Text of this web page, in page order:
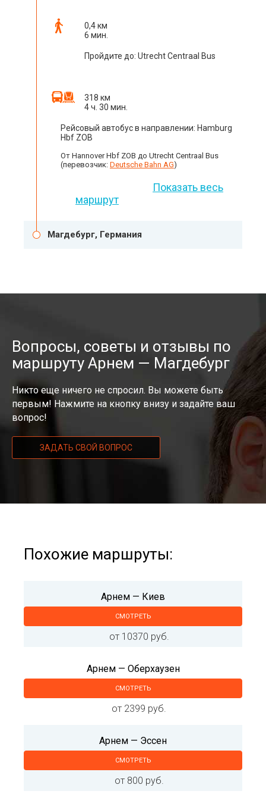
0,4 км
6 мин.
Пройдите до: Utrecht Centraal Bus
318 км
4 ч. 30 мин.
Рейсовый автобус в направлении: Hamburg
Hbf ZOB
От Hannover Hbf ZOB до Utrecht Centraal Bus
(перевозчик: Deutsche Bahn AG)
Показать весь
маршрут
Магдебург, Германия
Вопросы, советы и отзывы по
маршруту Арнем — Магдебург
Никто еще ничего не спросил. Вы можете быть
первым! Нажмите на кнопку внизу и задайте ваш
вопрос!
ЗАДАТЬ СВОЙ ВОПРОС
Похожие маршруты:
Арнем — Киев
СМОТРЕТЬ
от 10370 руб.
Арнем — Оберхаузен
СМОТРЕТЬ
от 2399 руб.
Арнем — Эссен
СМОТРЕТЬ
от 800 руб.